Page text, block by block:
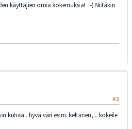
käyttäjien omia kokemuksia! :-) Niitäkin
#3
kuhaa.. hyvä väri esim. keltanen,... kokeile